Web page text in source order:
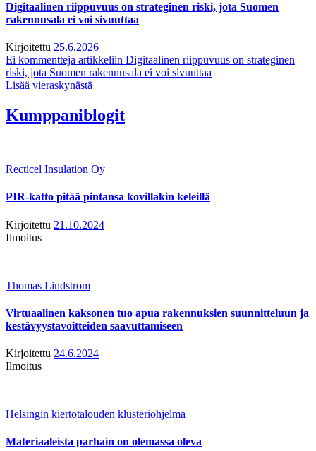
Digitaalinen riippuvuus on strateginen riski, jota Suomen
rakennusala ei voi sivuuttaa
Kirjoitettu 25.6.2026
Ei kommentteja artikkeliin Digitaalinen riippuvuus on strateginen
riski, jota Suomen rakennusala ei voi sivuuttaa
Lisää vieraskynästä
Kumppaniblogit
Recticel Insulation Oy
PIR-katto pitää pintansa kovillakin keleillä
Kirjoitettu 21.10.2024
Ilmoitus
Thomas Lindstrom
Virtuaalinen kaksonen tuo apua rakennuksien suunnitteluun ja
kestävyystavoitteiden saavuttamiseen
Kirjoitettu 24.6.2024
Ilmoitus
Helsingin kiertotalouden klusteriohjelma
Materiaaleista parhain on olemassa oleva